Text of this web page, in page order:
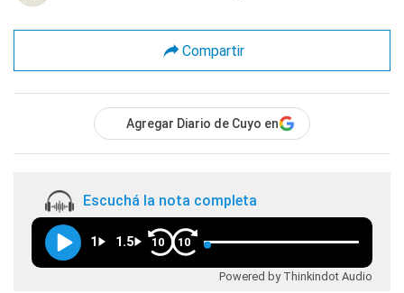
Compartir
Agregar Diario de Cuyo en
Escuchá la nota completa
1 1.5 10 10
Powered by Thinkindot Audio